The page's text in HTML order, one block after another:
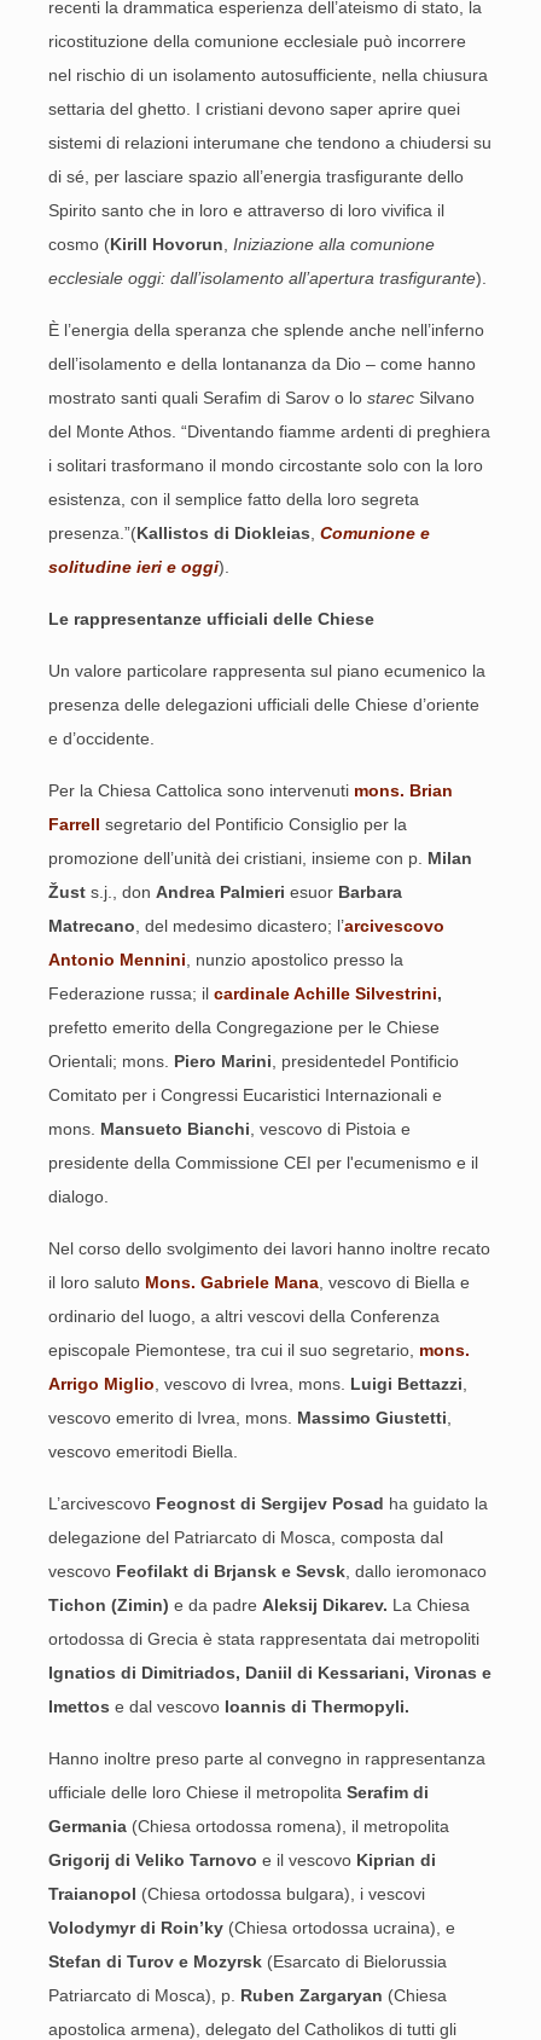
recenti la drammatica esperienza dell’ateismo di stato, la
ricostituzione della comunione ecclesiale può incorrere
nel rischio di un isolamento autosufficiente, nella chiusura
settaria del ghetto. I cristiani devono saper aprire quei
sistemi di relazioni interumane che tendono a chiudersi su
di sé, per lasciare spazio all’energia trasfigurante dello
Spirito santo che in loro e attraverso di loro vivifica il
cosmo (Kirill Hovorun Iniziazione alla comunione
ecclesiale oggi: dall’isolamento all’apertura trasfigurante).
È l’energia della speranza che splende anche nell’inferno
dell’isolamento e della lontananza da Dio – come hanno
mostrato santi quali Serafim di Sarov o lo starec Silvano
del Monte Athos. “Diventando fiamme ardenti di preghiera
i solitari trasformano il mondo circostante solo con la loro
esistenza, con il semplice fatto della loro segreta
presenza.”(Kallistos di Diokleias Comunione e
solitudine ieri e oggi).
Le rappresentanze ufficiali delle Chiese
Un valore particolare rappresenta sul piano ecumenico la
presenza delle delegazioni ufficiali delle Chiese d’oriente
e d’occidente.
Per la Chiesa Cattolica sono intervenuti mons. Brian
Farrell segretario del Pontificio Consiglio per la
promozione dell’unità dei cristiani, insieme con p. Milan
Žust s.j., don Andrea Palmieri esuor Barbara
Matrecano , del medesimo dicastero; l’arcivescovo
Antonio Mennini , nunzio apostolico presso la
Federazione russa; il cardinaleAchille Silvestrini,
prefetto emerito della Congregazione per le Chiese
Orientali; mons. Piero Marini , presidentedel Pontificio
Comitato per i Congressi Eucaristici Internazionali e
mons. Mansueto Bianchi , vescovo di Pistoia e
presidente della Commissione CEI per l'ecumenismo e il
dialogo.
Nel corso dello svolgimento dei lavori hanno inoltre recato
il loro saluto Mons. Gabriele Mana , vescovo di Biella e
ordinario del luogo, a altri vescovi della Conferenza
episcopale Piemontese, tra cui il suo segretario, mons.
Arrigo Miglio , vescovo di Ivrea, mons. Luigi Bettazzi
vescovo emerito di Ivrea, mons. Massimo Giustetti
vescovo emeritodi Biella.
L’arcivescovo Feognost di Sergijev Posad ha guidato la
delegazione del Patriarcato di Mosca, composta dal
vescovo Feofilakt di Brjansk e Sevsk , dallo ieromonaco
Tichon (Zimin) e da padre Aleksij Dikarev. La Chiesa
ortodossa di Grecia è stata rappresentata dai metropoliti
Ignatios di Dimitriados, Daniil di Kessariani, Vironas e
Imettos e dal vescovo Ioannis di Thermopyli.
Hanno inoltre preso parte al convegno in rappresentanza
ufficiale delle loro Chiese il metropolita Serafim di
Germania (Chiesa ortodossa romena), il metropolita
Grigorij di Veliko Tarnovo e il vescovo Kiprian di
Traianopol (Chiesa ortodossa bulgara), i vescovi
Volodymyr di Roin’ky (Chiesa ortodossa ucraina), e
Stefan di Turov e Mozyrsk (Esarcato di Bielorussia
Patriarcato di Mosca), p. Ruben Zargaryan (Chiesa
apostolica armena), delegato del Catholikos di tutti gli